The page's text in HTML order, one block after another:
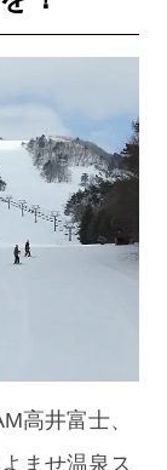
高井富士、
ませ温泉ス